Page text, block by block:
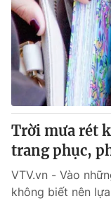
Trời mưa rét
trang phục,
VTV.vn - Vào
không biết nên